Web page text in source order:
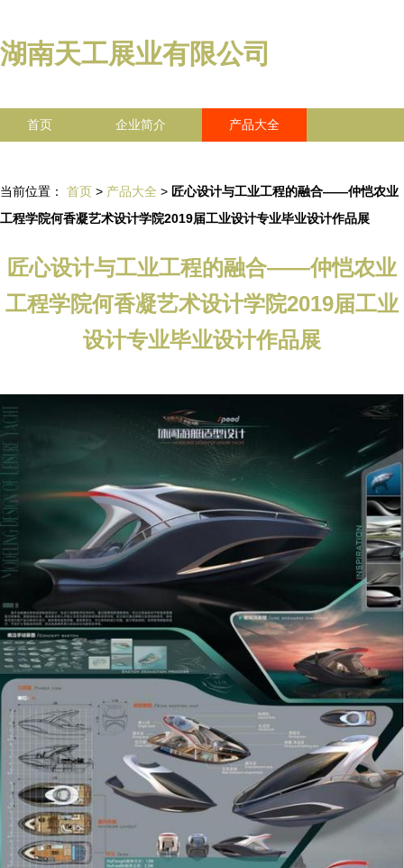
湖南天工展业有限公司
首页 企业简介 产品大全
当前位置： 首页 > 产品大全 > 匠心设计与工业工程的融合——仲恺农业
工程学院何香凝艺术设计学院2019届工业设计专业毕业设计作品展
匠心设计与工业工程的融合——仲恺农业
工程学院何香凝艺术设计学院2019届工业
设计专业毕业设计作品展